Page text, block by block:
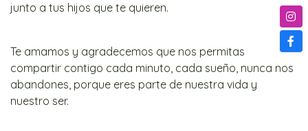
junto a tus hijos que te quieren.
Te amamos y agradecemos que nos permitas
compartir contigo cada minuto, cada sueño, nunca nos
abandones, porque eres parte de nuestra vida y
nuestro ser.